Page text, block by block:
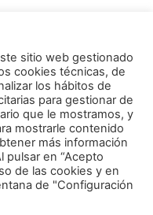
© 2026 Decorluc. All
rights reserved.
sitio web gestionado
cookies técnicas, de
los hábitos de
para gestionar de
que le mostramos, y
mostrarle contenido
más información
pulsar en “Acepto
de las cookies y en
de "Configuración